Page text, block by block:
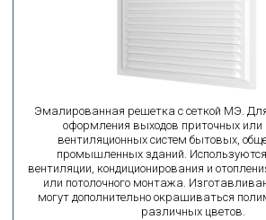
Эмалированная решетка с сеткой МЭ.
оформления выходов приточных
вентиляционных систем бытовых,
промышленных зданий.
вентиляции, кондиционирования и
или потолочного монтажа.
могут дополнительно окрашиваться
различных цветов.